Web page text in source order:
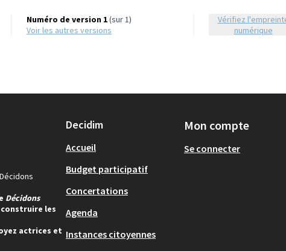
Numéro de version 1(sur 1)
voir les autres versions
Vérifiez l'empreinte
numérique
Décidons
les
actrices et
Decidim
Accueil
Budget participatif
Concertations
Agenda
Instances citoyennes
Mon compte
Se connecter